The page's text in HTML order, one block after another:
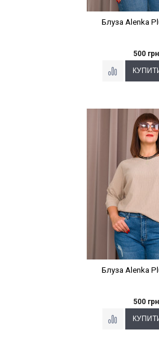
Блуза Alenka
500
Наклейки
Блуза Alenka
500